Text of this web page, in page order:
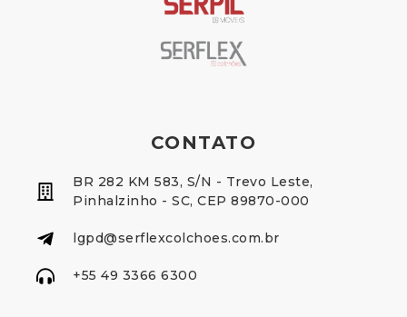
CONTATO
BR 282 KM 583, S/N - Trevo Leste,
Pinhalzinho - SC, CEP 89870-000
lgpd@serflexcolchoes.com.br
+55 49 3366 6300